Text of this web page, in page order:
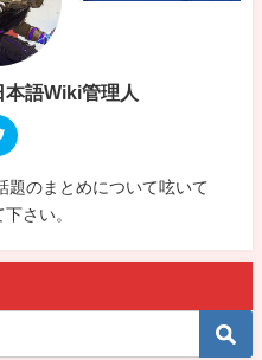
語Wiki管理人
題のまとめについて呟いて
さい。